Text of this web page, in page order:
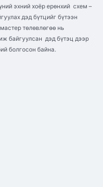
эхний хоёр ерөнхий схем –
дэд бүтцийг бүтээн
төлөвлөгөө нь
байгуулсан дэд бүтэц дээр
болгосон байна.